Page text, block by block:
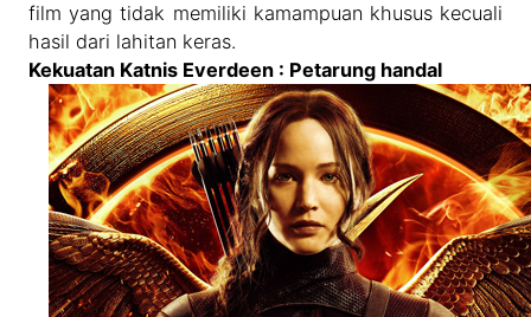
film yang tidak memiliki kamampuan khusus kecuali
hasil dari lahitan keras.
Kekuatan Katnis Everdeen : Petarung handal